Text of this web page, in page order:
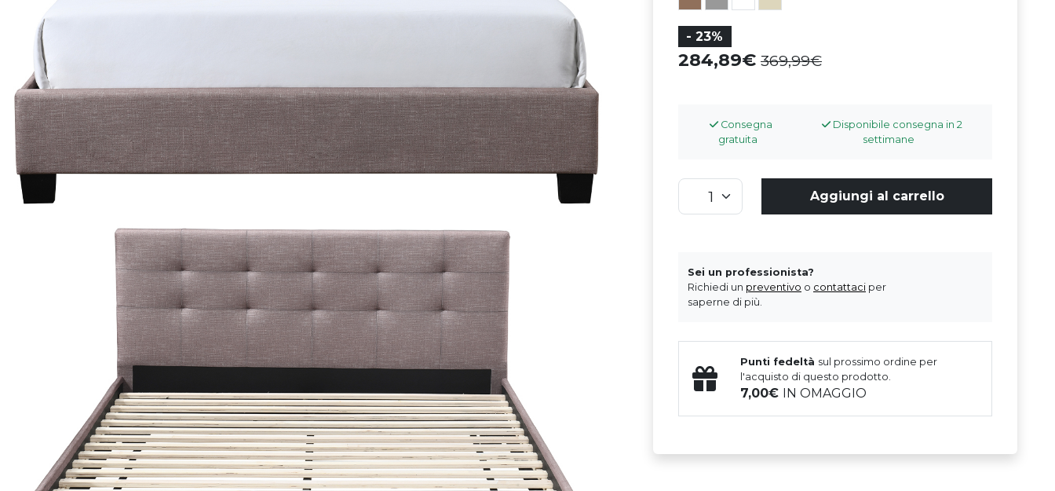
- 23%
284,89 369,99
Consegna
gratuita
Disponibile consegna in 2
settimane
Aggiungi al carrello
Sei un professionista?
Richiedi un preventivo o contattaci per
saperne di più.
Punti fedeltà sul prossimo ordine per
l'acquisto di questo prodotto.
7,00 IN OMAGGIO